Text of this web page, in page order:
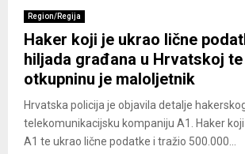
Region/Regija
Haker koji je ukrao lične
hiljada građana u Hrvatskoj
otkupninu je maloljetnik
Hrvatska policija je objavila detalje
telekomunikacijsku kompaniju A1. Haker
A1 te ukrao lične podatke i tražio 500.000...